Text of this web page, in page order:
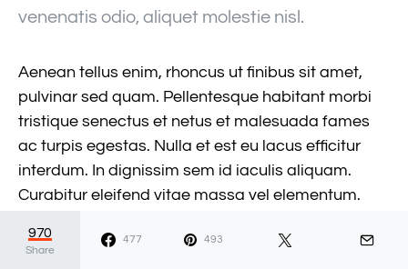
venenatis odio, aliquet molestie nisl.
Aenean tellus enim, rhoncus ut finibus sit amet,
pulvinar sed quam. Pellentesque habitant morbi
tristique senectus et netus et malesuada fames
ac turpis egestas. Nulla et est eu lacus efficitur
interdum. In dignissim sem id iaculis aliquam.
Curabitur eleifend vitae massa vel elementum.
non urna. Nam sit amet auctor sem.
970
Share
477 493